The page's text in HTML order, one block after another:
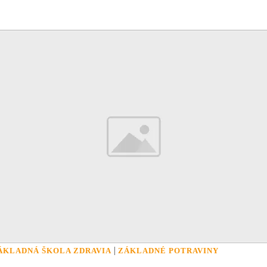
ŠKOLA ZDRAVIA ZÁKLADNÉ POTRAVINY